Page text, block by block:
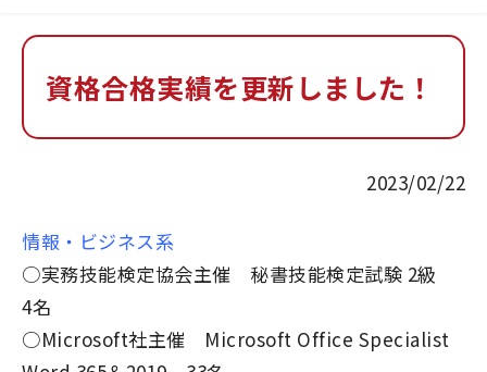
資格合格実績を更新しました！
2023/02/22
情報・ビジネス系
○実務技能検定協会主催 秘書技能検定試験 2級
4名
○Microsoft社主催 Microsoft Office Specialist